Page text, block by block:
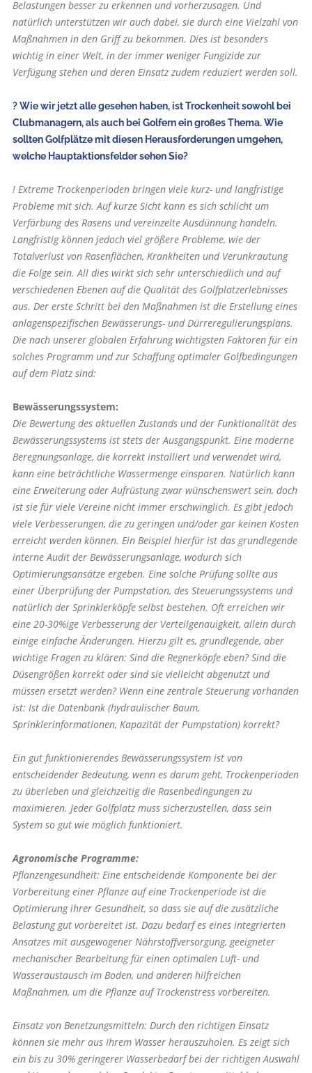
Belastungen besser zu erkennen und vorherzusagen. Und
natürlich unterstützen wir auch dabei, sie durch eine Vielzahl von
Maßnahmen in den Griff zu bekommen. Dies ist besonders
wichtig in einer Welt, in der immer weniger Fungizide zur
Verfügung stehen und deren Einsatz zudem reduziert werden soll.
? Wie wir jetzt alle gesehen haben, ist Trockenheit sowohl bei
Clubmanagern, als auch bei Golfern ein großes Thema. Wie
sollten Golfplätze mit diesen Herausforderungen umgehen,
welche Hauptaktionsfelder sehen Sie?
! Extreme Trockenperioden bringen viele kurz- und langfristige
Probleme mit sich. Auf kurze Sicht kann es sich schlicht um
Verfärbung des Rasens und vereinzelte Ausdünnung handeln.
Langfristig können jedoch viel größere Probleme, wie der
Totalverlust von Rasenflächen, Krankheiten und Verunkrautung
die Folge sein. All dies wirkt sich sehr unterschiedlich und auf
verschiedenen Ebenen auf die Qualität des Golfplatzerlebnisses
aus. Der erste Schritt bei den Maßnahmen ist die Erstellung eines
anlagenspezifischen Bewässerungs- und Dürreregulierungsplans.
Die nach unserer globalen Erfahrung wichtigsten Faktoren für ein
solches Programm und zur Schaffung optimaler Golfbedingungen
auf dem Platz sind:
Bewässerungssystem:
Die Bewertung des aktuellen Zustands und der Funktionalität des
Bewässerungssystems ist stets der Ausgangspunkt. Eine moderne
Beregnungsanlage, die korrekt installiert und verwendet wird,
kann eine beträchtliche Wassermenge einsparen. Natürlich kann
eine Erweiterung oder Aufrüstung zwar wünschenswert sein, doch
ist sie für viele Vereine nicht immer erschwinglich. Es gibt jedoch
viele Verbesserungen, die zu geringen und/oder gar keinen Kosten
erreicht werden können. Ein Beispiel hierfür ist das grundlegende
interne Audit der Bewässerungsanlage, wodurch sich
Optimierungsansätze ergeben. Eine solche Prüfung sollte aus
einer Überprüfung der Pumpstation, des Steuerungssystems und
natürlich der Sprinklerköpfe selbst bestehen. Oft erreichen wir
eine 20-30%ige Verbesserung der Verteilgenauigkeit, allein durch
einige einfache Änderungen. Hierzu gilt es, grundlegende, aber
wichtige Fragen zu klären: Sind die Regnerköpfe eben? Sind die
Düsengrößen korrekt oder sind sie vielleicht abgenutzt und
müssen ersetzt werden? Wenn eine zentrale Steuerung vorhanden
ist: Ist die Datenbank (hydraulischer Baum,
Sprinklerinformationen, Kapazität der Pumpstation) korrekt?
Ein gut funktionierendes Bewässerungssystem ist von
entscheidender Bedeutung, wenn es darum geht, Trockenperioden
zu überleben und gleichzeitig die Rasenbedingungen zu
maximieren. Jeder Golfplatz muss sicherzustellen, dass sein
System so gut wie möglich funktioniert.
Agronomische Programme:
Pflanzengesundheit: Eine entscheidende Komponente bei der
Vorbereitung einer Pflanze auf eine Trockenperiode ist die
Optimierung ihrer Gesundheit, so dass sie auf die zusätzliche
Belastung gut vorbereitet ist. Dazu bedarf es eines integrierten
Ansatzes mit ausgewogener Nährstoffversorgung, geeigneter
mechanischer Bearbeitung für einen optimalen Luft- und
Wasseraustausch im Boden, und anderen hilfreichen
Maßnahmen, um die Pflanze auf Trockenstress vorbereiten.
Einsatz von Benetzungsmitteln: Durch den richtigen Einsatz
können sie mehr aus Ihrem Wasser herauszuholen. Es zeigt sich
ein bis zu 30% geringerer Wasserbedarf bei der richtigen Auswahl